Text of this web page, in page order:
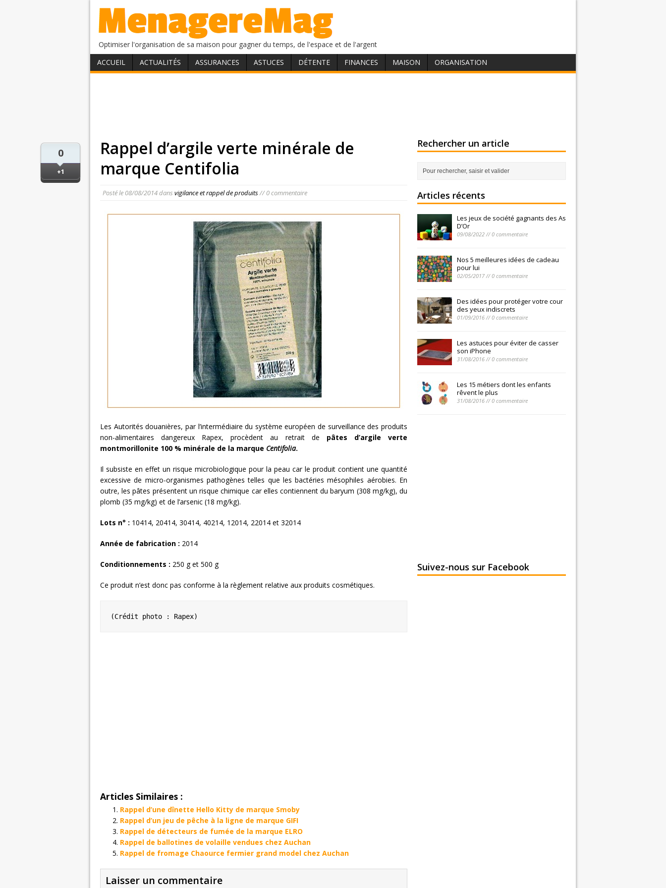
Optimiser l'organisation de sa maison pour gagner du temps, de l'espace et de l'argent
ACCUEIL
ACTUALITÉS ASSURANCES ASTUCES DÉTENTE FINANCES MAISON ORGANISATION
0
+1
Rappel d’argile verte minérale de
marque Centifolia
Posté le 08/08/2014dans vigilance et rappel de produits// 0 commentaire
Les Autorités douanières, par l’intermédiaire du système européen de surveillance des produits
non-alimentaires dangereux Rapex, procèdent au retrait de pâtes d’argile verte
montmorillonite 100 % minérale de la marque Centifolia.
Il subsiste en effet un risque microbiologique pour la peau car le produit contient une quantité
excessive de micro-organismes pathogènes telles que les bactéries mésophiles aérobies. En
outre, les pâtes présentent un risque chimique car elles contiennent du baryum (308 mg/kg), du
plomb (35 mg/kg) et de l’arsenic (18 mg/kg).
Lots n° : 10414, 20414, 30414, 40214, 12014, 22014 et 32014
Année de fabrication : 2014
Conditionnements : 250 g et 500 g
Ce produit n’est donc pas conforme à la règlement relative aux produits cosmétiques.
(Crédit photo : Rapex)
Articles Similaires :
Rappel d’une dînette Hello Kitty de marque Smoby
Rappel d’un jeu de pêche à la ligne de marque GIFI
Rappel de détecteurs de fumée de la marque ELRO
Rappel de ballotines de volaille vendues chez Auchan
Rappel de fromage Chaource fermier grand model chez Auchan
Laisser un commentaire
Rechercher un article
Articles récents
Les jeux de société gagnants des As
D’Or
09/08/2022 // 0 commentaire
Nos 5 meilleures idées de cadeau
pour lui
02/05/2017 // 0 commentaire
Des idées pour protéger votre cour
des yeux indiscrets
01/09/2016 // 0 commentaire
Les astuces pour éviter de casser
son iPhone
31/08/2016 // 0 commentaire
Les 15 métiers dont les enfants
rêvent le plus
31/08/2016 // 0 commentaire
Suivez-nous sur Facebook